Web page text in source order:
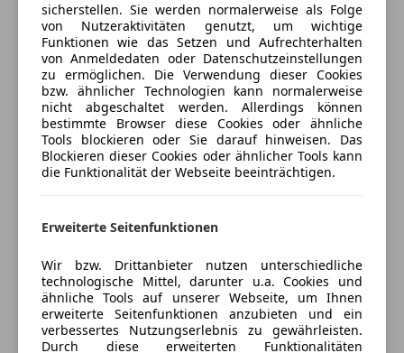
Bluetooth
Bordcomputer
Freisprecheinrichtung
Induktionsladen für Smartphones
Musikstreaming integriert
Soundsystem
USB
Volldigitales Kombiinstrument
Sicherheit
ABS
Abstandstempomat
Abstandswarner
Airbag hinten
Alarmanlage
• H&R Sportfedern (Tieferlegung)
• Spurverbreiterungen (breiterer, sportlicher Look)
• Sportlicher Heckdiffusor (optische Aufwertung)
• Alcantara-Lenkrad (veredelt, sehr griffig)
Alle Originalteile sind vorhanden und werden beim
Kauf mitgegeben.
Versicherung
Kfz-Versicherung
Versicherungsschutz an Ihre Bedürfnisse
anpassen
Freischaden-Gutschein ab Stufe 0
Jetzt berechnen
Verkäufer Privat
sicherstellen. Sie werden normalerweise als Folge
von Nutzeraktivitäten genutzt, um wichtige
Funktionen wie das Setzen und Aufrechterhalten
von Anmeldedaten oder Datenschutzeinstellungen
zu ermöglichen. Die Verwendung dieser Cookies
bzw. ähnlicher Technologien kann normalerweise
nicht abgeschaltet werden. Allerdings können
bestimmte Browser diese Cookies oder ähnliche
Tools blockieren oder Sie darauf hinweisen. Das
Blockieren dieser Cookies oder ähnlicher Tools kann
die Funktionalität der Webseite beeinträchtigen.
Erweiterte Seitenfunktionen
Wir bzw. Drittanbieter nutzen unterschiedliche
technologische Mittel, darunter u.a. Cookies und
ähnliche Tools auf unserer Webseite, um Ihnen
erweiterte Seitenfunktionen anzubieten und ein
verbessertes Nutzungserlebnis zu gewährleisten.
Durch diese erweiterten Funktionalitäten